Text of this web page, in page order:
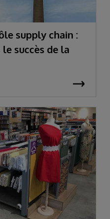
supply chain :
succès de la